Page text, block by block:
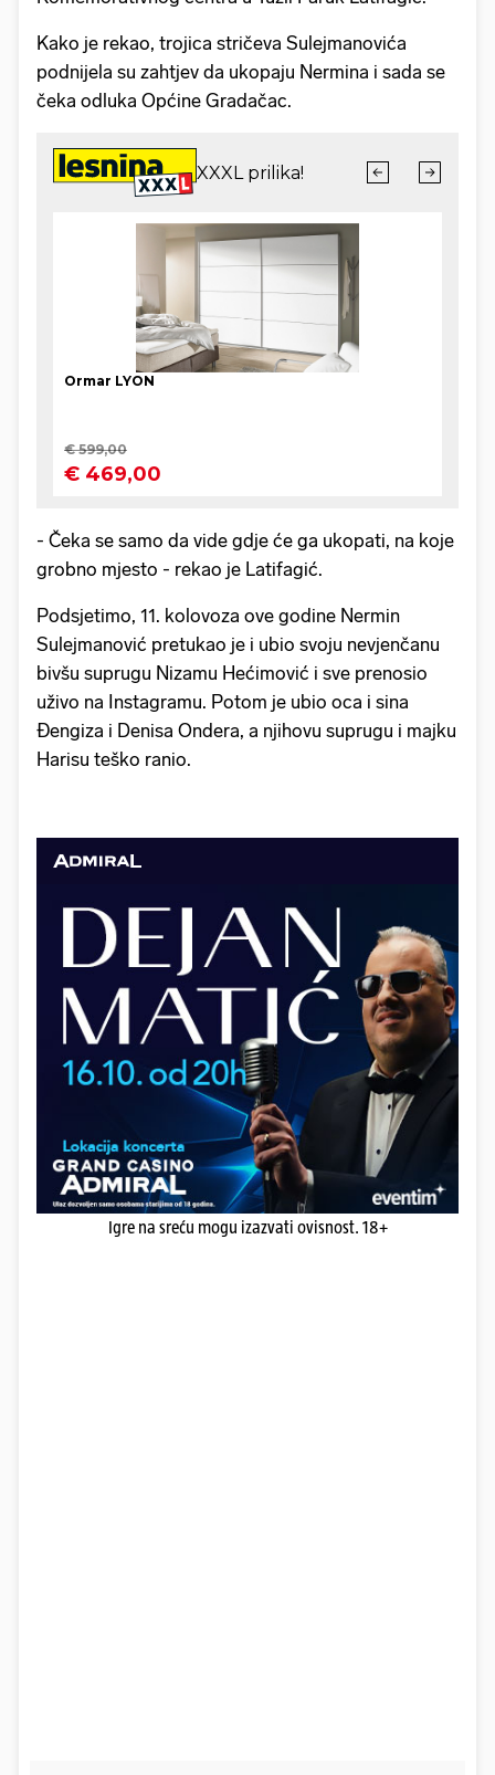
Kako je rekao, trojica stričeva Sulejmanovića
podnijela su zahtjev da ukopaju Nermina i sada se
čeka odluka Općine Gradačac.
- Čeka se samo da vide gdje će ga ukopati, na koje
grobno mjesto - rekao je Latifagić.
Podsjetimo, 11. kolovoza ove godine Nermin
Sulejmanović pretukao je i ubio svoju nevjenčanu
bivšu suprugu Nizamu Hećimović i sve prenosio
uživo na Instagramu. Potom je ubio oca i sina
Đengiza i Denisa Ondera, a njihovu suprugu i majku
Harisu teško ranio.
Igre na sreću mogu izazvati ovisnost. 18+